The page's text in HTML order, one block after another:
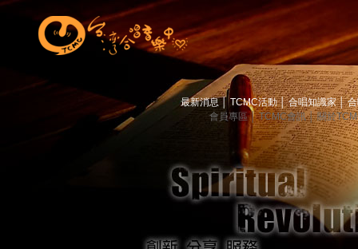
最新消息 TCMC活動│ 合唱知識家│
會員專區│ TCMC會訊│ 關於